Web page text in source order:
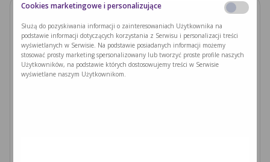
Zobacz również
PODUSZKI Z PAPIERU RYŻOWEGO Z
JACKFRUITEM I WARZYWAMI
Cookies marketingowe i personalizujące
Służą do pozyskiwania informacji o zainteresowaniach Użytkownika na
podstawie informacji dotyczących korzystania z Serwisu i personalizacji treści
wyświetlanych w Serwisie. Na podstawie posiadanych informacji możemy
stosować prosty marketing spersonalizowany lub tworzyć proste profile naszych
Użytkowników, na podstawie których dostosowujemy treści w Serwisie
wyświetlane naszym Użytkownikom.